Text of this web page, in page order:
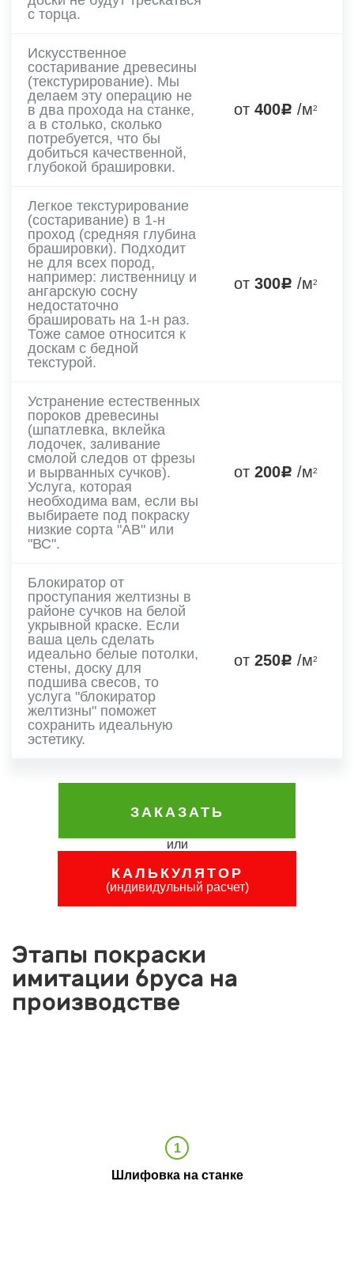
с торца.
Искусственное
состаривание древесины
(текстурирование). Мы
делаем эту операцию не
в два прохода на станке,
а в столько, сколько
потребуется, что бы
добиться качественной,
глубокой брашировки.
от 400 /м2
Легкое текстурирование
(состаривание) в 1-н
проход (средняя глубина
брашировки). Подходит
не для всех пород,
например: лиственницу и
ангарскую сосну
недостаточно
брашировать на 1-н раз.
Тоже самое относится к
доскам с бедной
текстурой.
от 300 /м2
Устранение естественных
пороков древесины
(шпатлевка, вклейка
лодочек, заливание
смолой следов от фрезы
и вырванных сучков).
Услуга, которая
необходима вам, если вы
выбираете под покраску
низкие сорта "АВ" или
"ВС".
от 200 /м2
Блокиратор от
проступания желтизны в
районе сучков на белой
укрывной краске. Если
ваша цель сделать
идеально белые потолки,
стены, доску для
подшива свесов, то
услуга "блокиратор
желтизны" поможет
сохранить идеальную
эстетику.
от 250 /м2
ЗАКАЗАТЬ
КАЛЬКУЛЯТОР
(индивидульный расчет)
Этапы покраски
имитации бруса на
производстве
Шлифовка на станке